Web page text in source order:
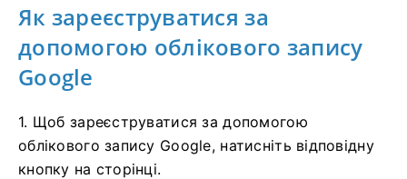
Як зареєструватися за
допомогою облікового запису
Google
1. Щоб зареєструватися за допомогою
облікового запису Google, натисніть відповідну
кнопку на сторінці.